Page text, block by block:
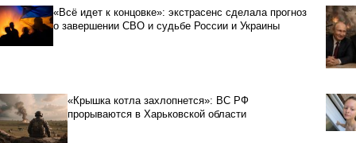
«Всё идет к концовке»: экстрасенс сделала прогноз
о завершении СВО и судьбе России и Украины
«Крышка котла захлопнется»: ВС РФ
прорываются в Харьковской области